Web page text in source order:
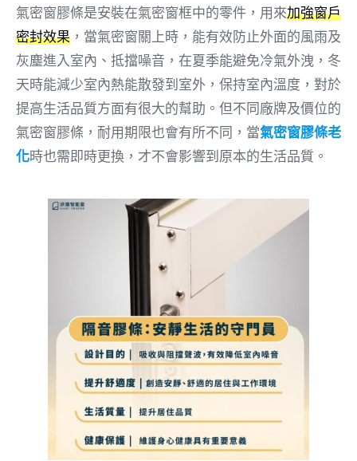
氣密窗膠條是安裝在氣密窗框中的零件，用來加強窗戶
密封效果 ，當氣密窗關上時，能有效防止外面的風雨及
灰塵進入室內、抵擋噪音，在夏季能避免冷氣外洩，冬
天時能減少室內熱能散發到室外，保持室內溫度，對於
提高生活品質方面有很大的幫助。但不同廠牌及價位的
氣密窗膠條，耐用期限也會有所不同，當氣密窗膠條老
化時也需即時更換，才不會影響到原本的生活品質。